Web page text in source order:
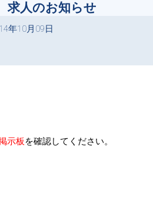
人のお知らせ
年10月09日
示板 を確認してください。